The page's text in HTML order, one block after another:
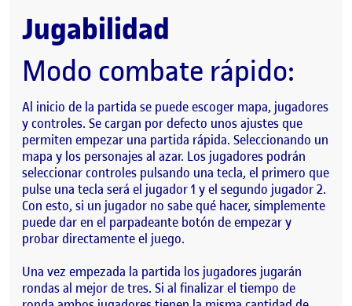
Jugabilidad
Modo combate rápido:
Al inicio de la partida se puede escoger mapa, jugadores
y controles. Se cargan por defecto unos ajustes que
permiten empezar una partida rápida. Seleccionando un
mapa y los personajes al azar. Los jugadores podrán
seleccionar controles pulsando una tecla, el primero que
pulse una tecla será el jugador 1 y el segundo jugador 2.
Con esto, si un jugador no sabe qué hacer, simplemente
puede dar en el parpadeante botón de empezar y
probar directamente el juego.
Una vez empezada la partida los jugadores jugarán
rondas al mejor de tres. Si al finalizar el tiempo de